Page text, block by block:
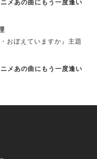
メあの曲にもう一度逢い
おぼえていますか』主題
メあの曲にもう一度逢い